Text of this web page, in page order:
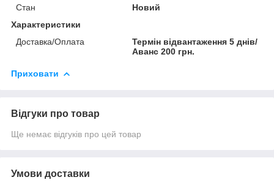
Стан
Новий
Характеристики
Доставка/Оплата
Термін відвантаження 5 днів/
Аванс 200 грн.
Приховати
Відгуки про товар
Ще немає відгуків про цей товар
Умови доставки